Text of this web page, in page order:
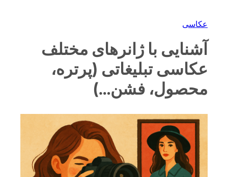
عکاسی
آشنایی با ژانرهای مختلف
عکاسی تبلیغاتی (پرتره،
محصول، فشن…)